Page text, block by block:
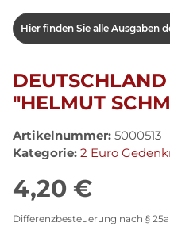
Hier finden Sie alle Ausgaben
"HELMUT
Artikelnummer: 5000513
Kategorie: 2 Euro
4,20 €
Differenzbesteuerung nach § 25a